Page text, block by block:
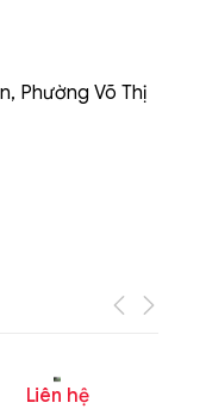
Phường Võ Thị
Liên hệ